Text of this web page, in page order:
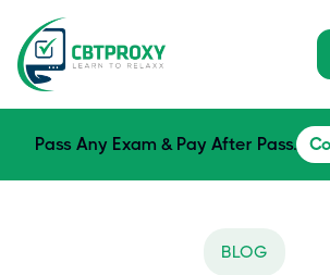
Pass Any Exam & Pay After Pass.
BLOG